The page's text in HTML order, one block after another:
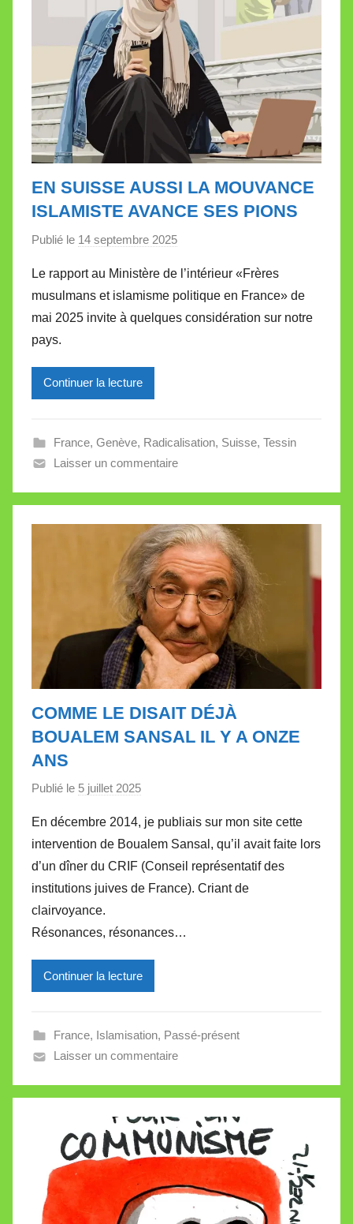
EN SUISSE AUSSI LA MOUVANCE
ISLAMISTE AVANCE SES PIONS
Publié le 14 septembre 2025
M
i
e
V
l
l
e
t
t
e
Le rapport au Ministère de l’intérieur «Frères
musulmans et islamisme politique en France» de
mai 2025 invite à quelques considération sur notre
pays.
Continuer la lecture
France, Genève, Radicalisation, Suisse, Tessin
Laisser un commentaire
COMME LE DISAIT DÉJÀ
BOUALEM SANSAL IL Y A ONZE
ANS
Publié le 5 juillet 2025
r
M
i
r
i
l
e
a
l
e
t
t
e
En décembre 2014, je publiais sur mon site cette
intervention de Boualem Sansal, qu’il avait faite lors
d’un dîner du CRIF (Conseil représentatif des
institutions juives de France). Criant de
clairvoyance.
Résonances, résonances…
Continuer la lecture
France, Islamisation, Passé-présent
Laisser un commentaire